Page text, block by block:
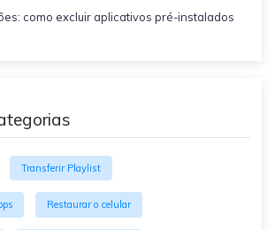
como excluir aplicativos pré-instalados
Transferir Playlist
Restaurar o celular